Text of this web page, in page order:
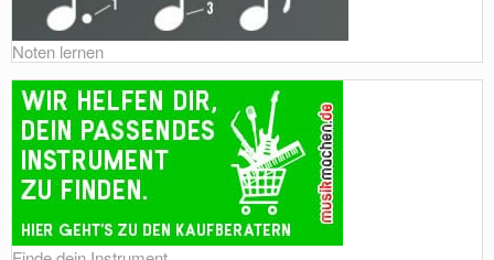
Noten lernen